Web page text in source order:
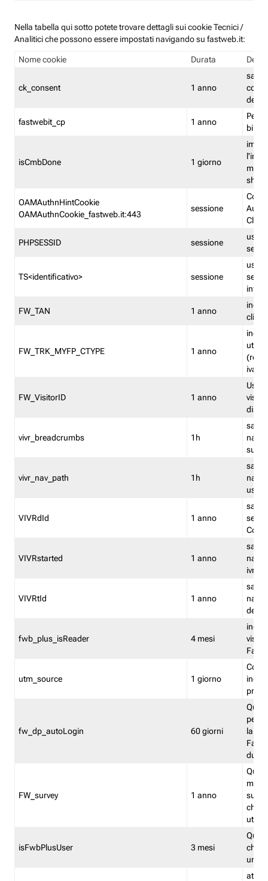
Nella tabella qui sotto potete trovare dettagli sui cookie Tecnici /
Analitici che possono essere impostati navigando su fastweb.it:
Nome cookie Durata
ck_consent 1 anno
salva
dei
fastwebit_cp 1 anno
isCmbDone 1 giorno
shp
OAMAuthnHintCookie
OAMAuthnCookie_fastweb.it:443
sessione
PHPSESSID sessione
TS<identificativo> sessione
FW_TAN 1 anno
FW_TRK_MYFP_CTYPE 1 anno
iva/
FW_VisitorID 1 anno
vivr_breadcrumbs 1h
salva
su
vivr_nav_path 1h
salva
VIVRdId 1 anno
salva
Convy
VIVRstarted 1 anno
salva
ivr
VIVRtId 1 anno
salva
del
fwb_plus_isReader 4 mesi
utm_source 1 giorno
fw_dp_autoLogin 60 giorni
la
FW_survey 1 anno
utenti
isFwbPlusUser 3 mesi
che
una
attiva